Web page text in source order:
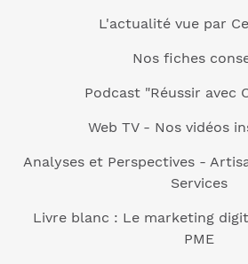
L'actualité vue par
Nos fiches
Podcast "Réussir avec
Web TV - Nos vidéos
Analyses et Perspectives -
Services
Livre blanc : Le marketing
PME